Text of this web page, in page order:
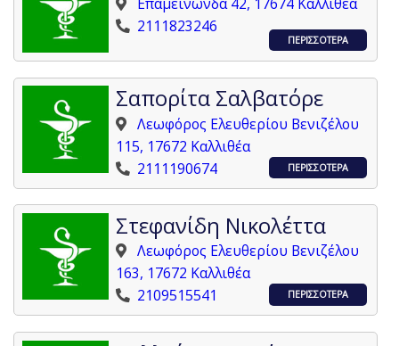
2111823246
ΠΕΡΙΣΣΟΤΕΡΑ
Σαπορίτα Σαλβατόρε
Λεωφόρος Ελευθερίου Βενιζέλου
115, 17672 Καλλιθέα
2111190674
ΠΕΡΙΣΣΟΤΕΡΑ
Στεφανίδη Νικολέττα
Λεωφόρος Ελευθερίου Βενιζέλου
163, 17672 Καλλιθέα
2109515541
ΠΕΡΙΣΣΟΤΕΡΑ